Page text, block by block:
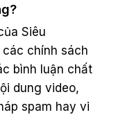
Siêu
chính sách
bình luận chất
dung video,
spam hay vi